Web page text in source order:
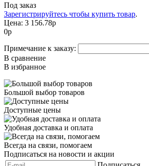
Под заказ
Зарегистрируйтесь чтобы купить товар.
Цена: 3 156.78р
0р
Примечание к заказу:
В сравнение
В избранное
Большой выбор товаров
Доступные цены
Удобная доставка и оплата
Всегда на связи, помогаем
Подписаться на новости и акции